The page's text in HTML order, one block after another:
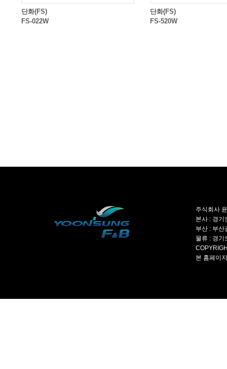
단화(FS)
FS-022W
단화(FS)
FS-520W
주식회사
본사 : 경
부산 : 부
물류 : 경
본 홈페이